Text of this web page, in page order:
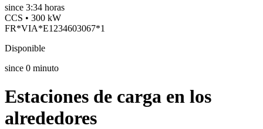
since 3:34 horas
CCS • 300 kW
FR*VIA*E1234603067*1
Disponible
since 0 minuto
Estaciones de carga en los
alrededores